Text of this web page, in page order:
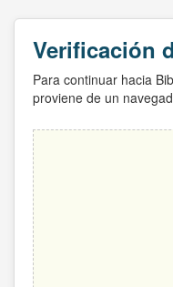
Verificación
Para continuar hacia
proviene de un